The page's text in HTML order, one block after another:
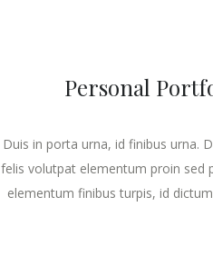
Personal
Duis in porta urna, id finibus urna.
felis volutpat elementum proin sed
elementum finibus turpis, id